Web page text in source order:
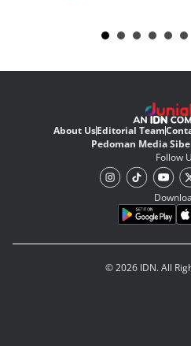
About UsEditorial Team
Pedoman Media
Follow
© 2026 IDN. All